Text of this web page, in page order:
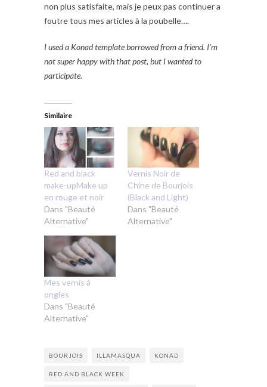
non plus satisfaite, mais je peux pas continuer a
foutre tous mes articles à la poubelle….
I used a Konad template borrowed from a friend. I’m
not super happy with that post, but I wanted to
participate.
Similaire
Red and black
make-upMake up
en rouge et noir
Dans "Beauté
Alternative"
Vernis Noir de
Chine de Bourjois
(Black and Light)
Dans "Beauté
Alternative"
Mes vernis à
ongles
Dans "Beauté
Alternative"
BOURJOIS ILLAMASQUA KONAD
RED AND BLACK WEEK